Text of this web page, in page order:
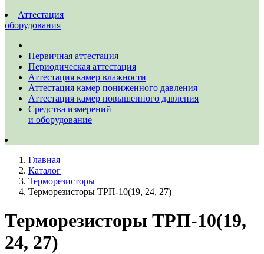
Аттестация
оборудования
Первичная аттестация
Периодическая аттестация
Аттестация камер влажности
Аттестация камер пониженного давления
Аттестация камер повышенного давления
Средства измерений
и оборудование
Главная
Каталог
Терморезисторы
Терморезисторы ТРП-10(19, 24, 27)
Терморезисторы ТРП-10(19,
24, 27)